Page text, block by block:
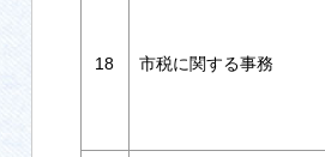
18 市税に関する事務